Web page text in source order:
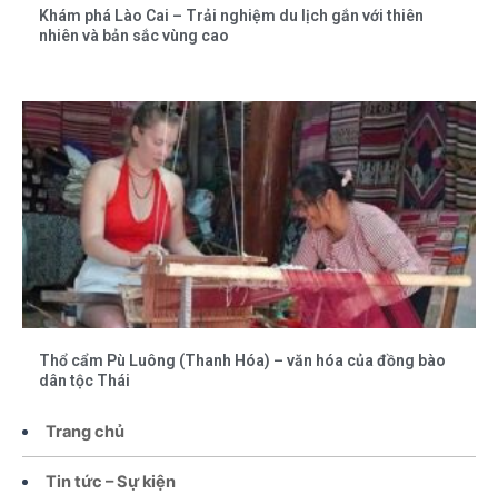
Trang chủ
Tin tức – Sự kiện
Khám phá Lào Cai – Trải nghiệm du lịch gắn với thiên
nhiên và bản sắc vùng cao
Thổ cẩm Pù Luông (Thanh Hóa) – văn hóa của đồng bào
dân tộc Thái